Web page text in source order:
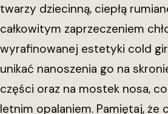
twarzy dziecinną, ciepłą
całkowitym zaprzeczeniem
wyrafinowanej estetyki cold
unikać nanoszenia go na
części oraz na mostek nosa,
letnim opalaniem. Pamiętaj, że